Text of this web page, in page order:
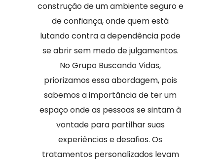
construção de um ambiente seguro e
de confiança, onde quem está
lutando contra a dependência pode
se abrir sem medo de julgamentos.
No Grupo Buscando Vidas,
priorizamos essa abordagem, pois
sabemos a importância de ter um
espaço onde as pessoas se sintam à
vontade para partilhar suas
experiências e desafios. Os
tratamentos personalizados levam